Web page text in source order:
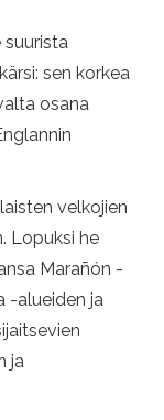
sen korkea
osana
velkojien
Lopuksi he
Marañón -
-alueiden ja
ja